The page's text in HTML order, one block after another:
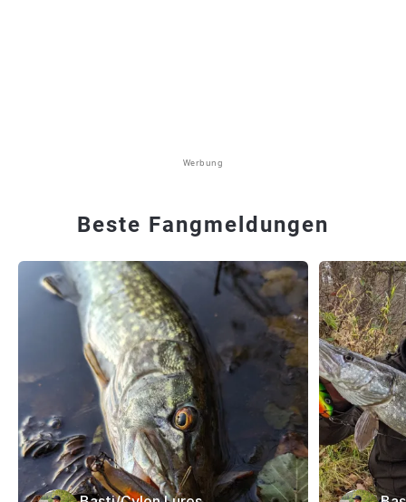
Werbung
Beste Fangmeldungen